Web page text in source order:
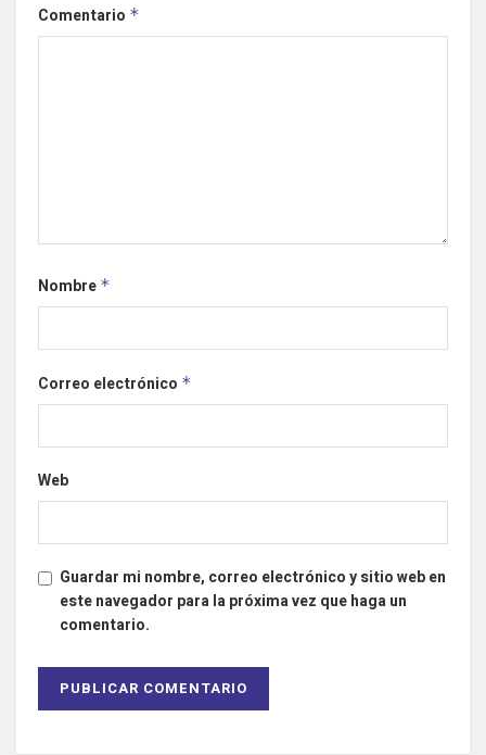
Comentario *
Nombre *
Correo electrónico *
Web
Guardar mi nombre, correo electrónico y sitio web en
este navegador para la próxima vez que haga un
comentario.